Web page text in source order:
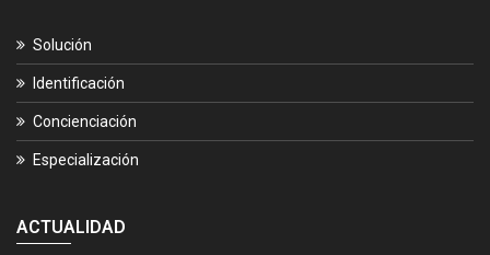
Solución
Identificación
Concienciación
Especialización
ACTUALIDAD